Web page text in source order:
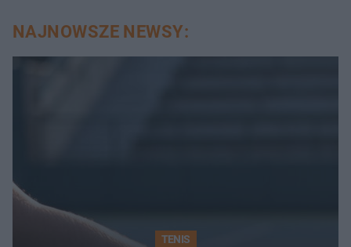
NAJNOWSZE NEWSY:
TENIS